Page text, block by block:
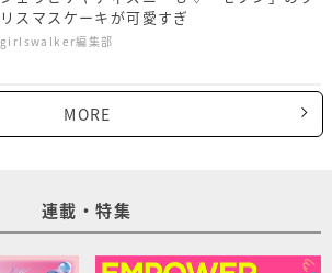
リスマスケーキが可愛すぎ
girlswalker編集部
MORE
連載・特集